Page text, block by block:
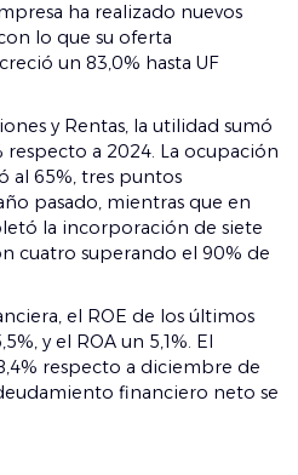
ha realizado nuevos
lo que su oferta
un 83,0% hasta UF
y Rentas, la utilidad sumó
respecto a 2024. La ocupación
al 65%, tres puntos
pasado, mientras que en
la incorporación de siete
cuatro superando el 90% de
el ROE de los últimos
y el ROA un 5,1%. El
respecto a diciembre de
financiero neto se